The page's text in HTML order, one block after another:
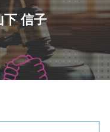
下 信子